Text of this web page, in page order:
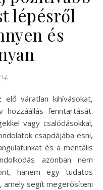
lépésről
és
hozzáállás fenntartását.
vagy csalódásokkal,
csapdájába esni,
és a mentális
azonban nem
hanem egy tudatos
amely segít megerősíteni